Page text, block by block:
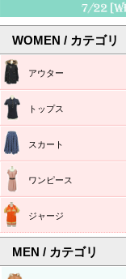
WOMEN / カテゴリ
アウター
トップス
スカート
ワンピース
ジャージ
MEN / カテゴリ